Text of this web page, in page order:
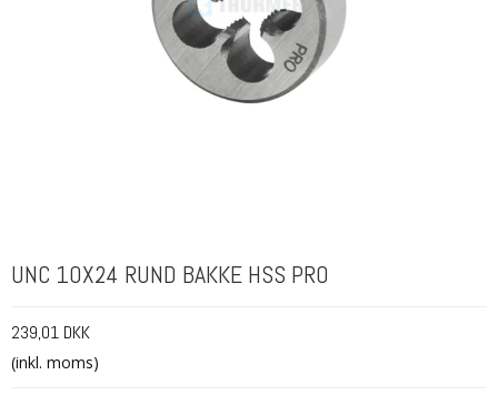
UNC 10X24 RUND BAKKE HSS PRO
239,01 DKK
(inkl. moms)